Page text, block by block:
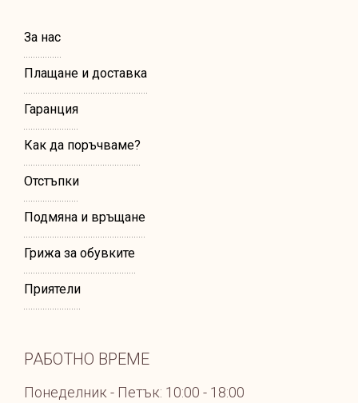
За нас
Плащане и доставка
Гаранция
Как да поръчваме?
Отстъпки
Подмяна и връщане
Грижа за обувките
Приятели
РАБОТНО ВРЕМЕ
Понеделник - Петък: 10:00 - 18:00